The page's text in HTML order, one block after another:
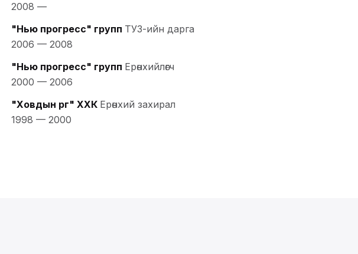
2008 —
"Нью прогресс" групп ТУЗ-ийн дарга
2006 — 2008
"Нью прогресс" групп Ерөнхийлөгч
2000 — 2006
"Ховдын өргөө" ХХК Ерөнхий захирал
1998 — 2000